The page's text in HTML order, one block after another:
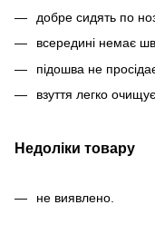
добре сидять по
всередині немає
підошва не
взуття легко
Недоліки товару
не виявлено.